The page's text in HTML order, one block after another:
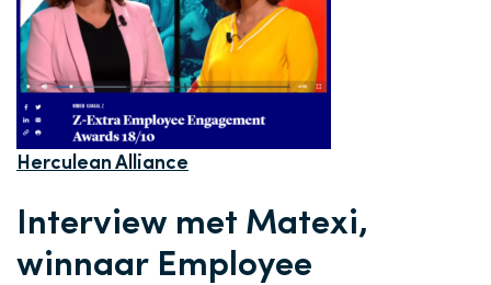
Herculean Alliance
Interview met Matexi,
winnaar Employee